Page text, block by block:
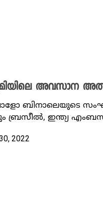
അവസാന
ബിനാലെയുടെ
ഇന്ത്യ
2022